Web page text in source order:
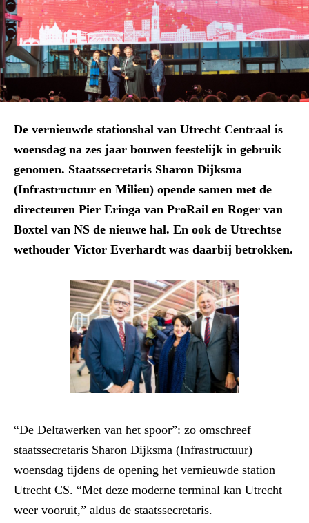
De vernieuwde stationshal van Utrecht Centraal is
woensdag na zes jaar bouwen feestelijk in gebruik
genomen. Staatssecretaris Sharon Dijksma
(Infrastructuur en Milieu) opende samen met de
directeuren Pier Eringa van ProRail en Roger van
Boxtel van NS de nieuwe hal. En ook de Utrechtse
wethouder Victor Everhardt was daarbij betrokken.
“De Deltawerken van het spoor”: zo omschreef
staatssecretaris Sharon Dijksma (Infrastructuur)
woensdag tijdens de opening het vernieuwde station
Utrecht CS. “Met deze moderne terminal kan Utrecht
weer vooruit,” aldus de staatssecretaris.